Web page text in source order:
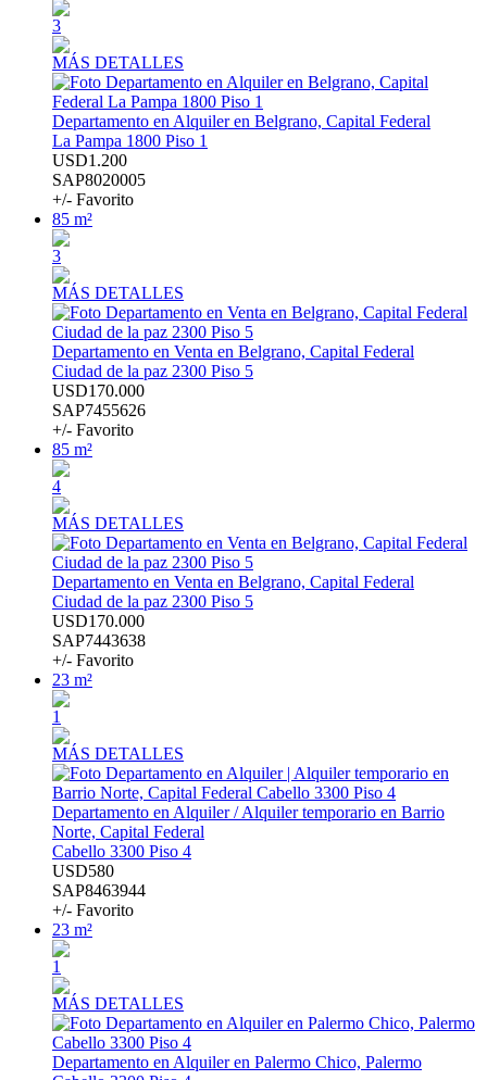
3
MÁS DETALLES
Departamento en Alquiler en Belgrano, Capital Federal
La Pampa 1800 Piso 1
USD1.200
SAP8020005
+/- Favorito
85 m²
3
MÁS DETALLES
Departamento en Venta en Belgrano, Capital Federal
Ciudad de la paz 2300 Piso 5
USD170.000
SAP7455626
+/- Favorito
85 m²
4
MÁS DETALLES
Departamento en Venta en Belgrano, Capital Federal
Ciudad de la paz 2300 Piso 5
USD170.000
SAP7443638
+/- Favorito
23 m²
1
MÁS DETALLES
Departamento en Alquiler / Alquiler temporario en Barrio
Norte, Capital Federal
Cabello 3300 Piso 4
USD580
SAP8463944
+/- Favorito
23 m²
1
MÁS DETALLES
Departamento en Alquiler en Palermo Chico, Palermo